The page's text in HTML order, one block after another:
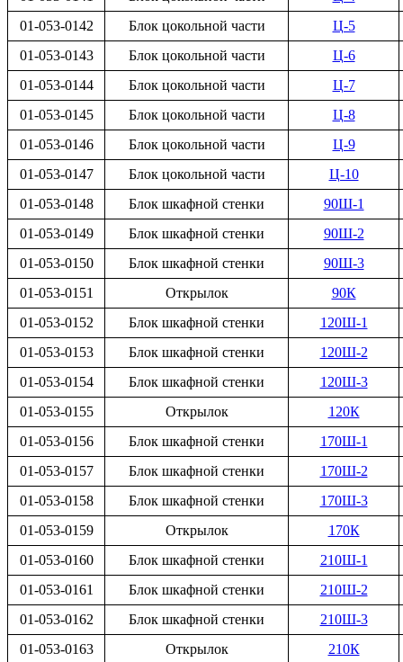
01-053-0142
Блок цокольной части
Ц-5
01-053-0143
Блок цокольной части
Ц-6
01-053-0144
Блок цокольной части
Ц-7
01-053-0145
Блок цокольной части
Ц-8
01-053-0146
Блок цокольной части
Ц-9
01-053-0147
Блок цокольной части
Ц-10
01-053-0148
Блок шкафной стенки
90Ш-1
01-053-0149
Блок шкафной стенки
90Ш-2
01-053-0150
Блок шкафной стенки
90Ш-3
01-053-0151
Открылок
90К
01-053-0152
Блок шкафной стенки
120Ш-1
01-053-0153
Блок шкафной стенки
120Ш-2
01-053-0154
Блок шкафной стенки
120Ш-3
01-053-0155
Открылок
120К
01-053-0156
Блок шкафной стенки
170Ш-1
01-053-0157
Блок шкафной стенки
170Ш-2
01-053-0158
Блок шкафной стенки
170Ш-3
01-053-0159
Открылок
170К
01-053-0160
Блок шкафной стенки
210Ш-1
01-053-0161
Блок шкафной стенки
210Ш-2
01-053-0162
Блок шкафной стенки
210Ш-3
01-053-0163
Открылок 210К